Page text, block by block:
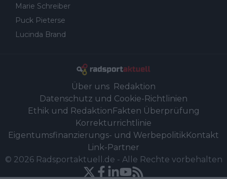
Marie Schreiber
Puck Pieterse
Lucinda Brand
Über uns Redaktion
Datenschutz und Cookie-Richtlinien
Ethik und RedaktionFakten Überprüfung
Korrekturrichtlinie
Eigentumsfinanzierungs- und WerbepolitikKontakt
Link-Partner
© 2026 Radsportaktuell.de - Alle Rechte vorbehalten